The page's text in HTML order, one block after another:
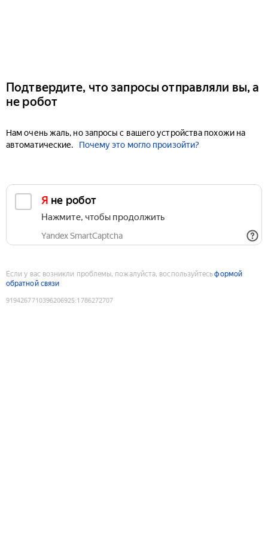
Подтвердите, что запросы отправляли вы, а
не робот
Нам очень жаль, но запросы с вашего устройства похожи на
автоматические.
Почему это могло произойти?
Я не робот
Нажмите, чтобы продолжить
Yandex SmartCaptcha
Если у вас возникли проблемы, пожалуйста, воспользуйтесьформой
обратной связи
9194267710396206925:1786272707